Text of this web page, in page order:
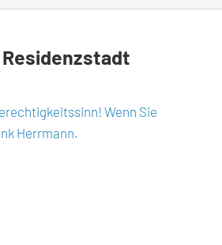
Wenn Sie
Herrmann.